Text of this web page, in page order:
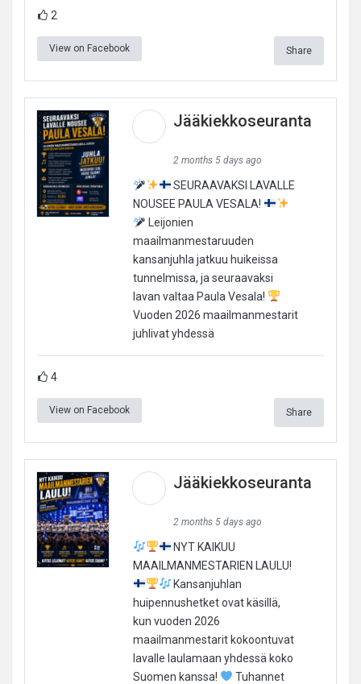
2
View on Facebook Share
Jääkiekkoseuranta
2 months 5 days ago
SEURAAVAKSI LAVALLE
NOUSEE PAULA VESALA!
Leijonien
maailmanmestaruuden
kansanjuhla jatkuu huikeissa
tunnelmissa, ja seuraavaksi
lavan valtaa Paula Vesala!
Vuoden 2026 maailmanmestarit
juhlivat yhdessä
4
View on Facebook Share
Jääkiekkoseuranta
2 months 5 days ago
NYT KAIKUU
MAAILMANMESTARIEN LAULU!
Kansanjuhlan
huipennushetket ovat käsillä,
kun vuoden 2026
maailmanmestarit kokoontuvat
lavalle laulamaan yhdessä koko
Suomen kanssa!
Tuhannet